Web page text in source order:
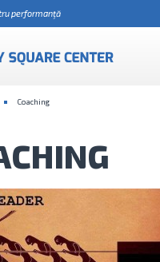
performanţă
Coaching